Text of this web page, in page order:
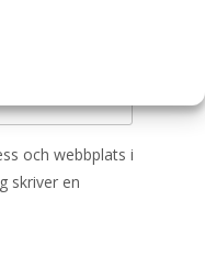
och webbplats i
skriver en